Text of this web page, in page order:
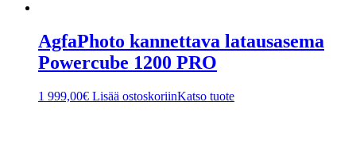
AgfaPhoto kannettava latausasema
Powercube 1200 PRO
1 999,00€ Lisää ostoskoriinKatso tuote